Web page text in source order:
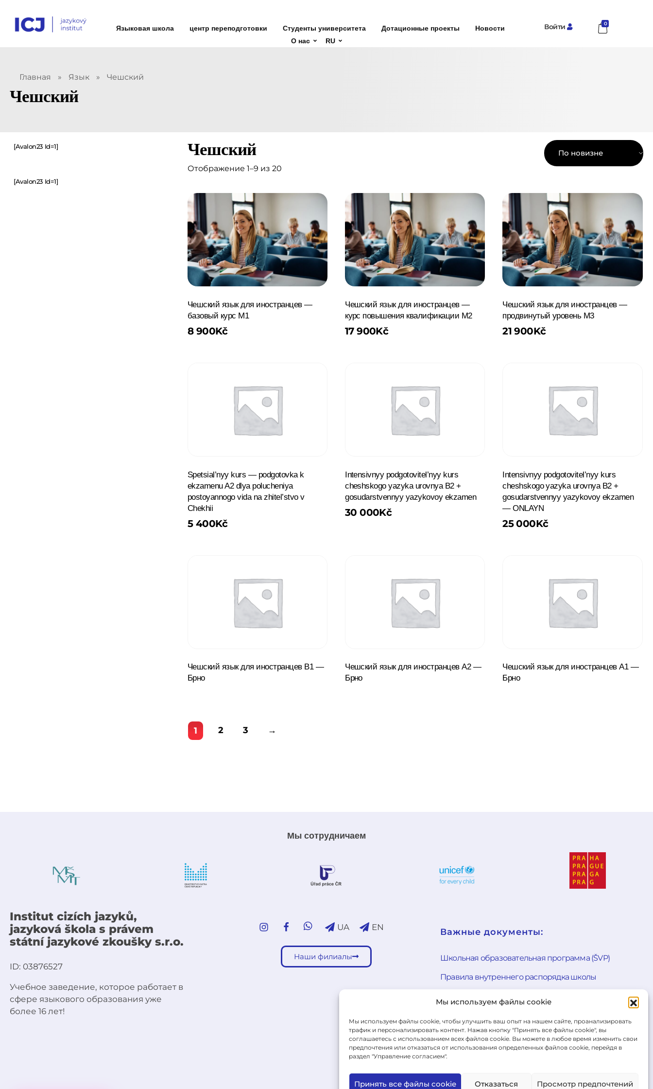
Мы используем файлы cookie
Мы используем файлы cookie, чтобы улучшить ваш опыт на нашем сайте, проанализировать
трафик и персонализировать контент. Нажав кнопку "Принять все файлы cookie", вы
соглашаетесь с использованием всех файлов cookie. Вы можете в любое время изменить свои
предпочтения или отказаться от использования определенных файлов cookie, перейдя в
раздел "Управление согласием".
Принять все файлы cookie Отказаться Просмотр предпочтений
Языковая школа центр переподготовки Студенты университета Дотационные проекты
Новости
О нас
RU
Войти 0
Главная » Язык » Чешский
Чешский
Чешский
Отображение 1–9 из 20
Чешский язык для иностранцев —
базовый курс M1
8 900Kč
Чешский язык для иностранцев —
курс повышения квалификации M2
17 900Kč
Чешский язык для иностранцев —
продвинутый уровень M3
21 900Kč
Spetsial’nyy kurs — podgotovka k
ekzamenu A2 dlya polucheniya
postoyannogo vida na zhitel’stvo v
Chekhii
5 400Kč
Intensivnyy podgotovitel’nyy kurs
cheshskogo yazyka urovnya B2 +
gosudarstvennyy yazykovoy ekzamen
30 000Kč
Intensivnyy podgotovitel’nyy kurs
cheshskogo yazyka urovnya B2 +
gosudarstvennyy yazykovoy ekzamen
— ONLAYN
25 000Kč
Чешский язык для иностранцев B1 —
Брно
Чешский язык для иностранцев А2 —
Брно
Подробнее
Чешский язык для иностранцев A1 —
Брно
Подробнее
1 2 3 →
[avalon23 Id=1]
[avalon23 Id=1]
Мы сотрудничаем
Institut cizích jazyků,
jazyková škola s právem
státní jazykové zkoušky s.r.o.
ID: 03876527
Учебное заведение, которое работает в
сфере языкового образования уже
более 16 лет!
UA EN
Наши филиалы
Важные документы:
Школьная образовательная программа (ŠVP)
Правила внутреннего распорядка школы
Cookie Policy
Политика конфиденциальности
Правила проведения экзаменов